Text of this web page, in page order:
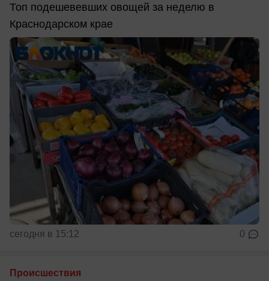
Топ подешевевших овощей за неделю в
Краснодарском крае
сегодня в 15:12 0
Происшествия